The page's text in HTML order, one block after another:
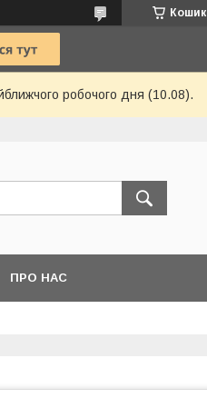
Кошик
робочого дня (10.08).
ПРО НАС